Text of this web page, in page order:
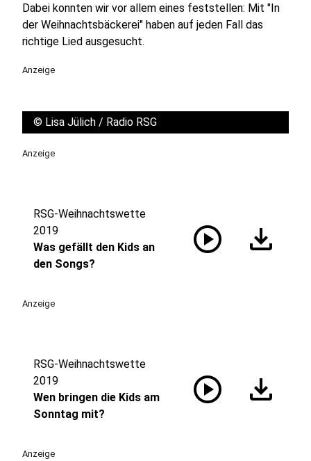
Dabei konnten wir vor allem eines feststellen: Mit "In
der Weihnachtsbäckerei" haben auf jeden Fall das
richtige Lied ausgesucht.
Anzeige
© Lisa Jülich / Radio RSG
Anzeige
RSG-Weihnachtswette
2019
Was gefällt den Kids an
den Songs?
play_circle download
Anzeige
RSG-Weihnachtswette
2019
Wen bringen die Kids am
Sonntag mit?
play_circle download
Anzeige